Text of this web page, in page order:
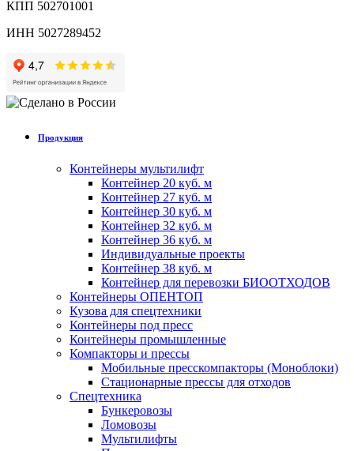
КПП 502701001
ИНН 5027289452
Продукция
Контейнеры мультилифт
Контейнер 20 куб. м
Контейнер 27 куб. м
Контейнер 30 куб. м
Контейнер 32 куб. м
Контейнер 36 куб. м
Индивидуальные проекты
Контейнер 38 куб. м
Контейнер для перевозки БИООТХОДОВ
Контейнеры ОПЕНТОП
Кузова для спецтехники
Контейнеры под пресс
Контейнеры промышленные
Компакторы и прессы
Мобильные пресскомпакторы (Моноблоки)
Стационарные прессы для отходов
Спецтехника
Бункеровозы
Ломовозы
Мультилифты